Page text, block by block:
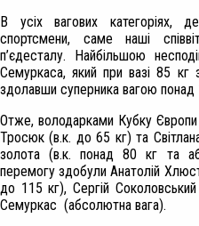
В усіх вагових категоріях,
спортсмени, саме наші
п’єдесталу. Найбільшою
Семуркаса, який при вазі 85 кг
здолавши суперника вагою понад
Отже, володарками Кубку Європи
Тросюк (в.к. до 65 кг) та
золота (в.к. понад 80 кг та
перемогу здобули Анатолій
до 115 кг), Сергій
Семуркас (абсолютна вага).